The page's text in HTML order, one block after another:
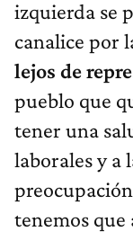
izquierda se
canalice por
lejos de
pueblo que
tener una
laborales y a
tenemos